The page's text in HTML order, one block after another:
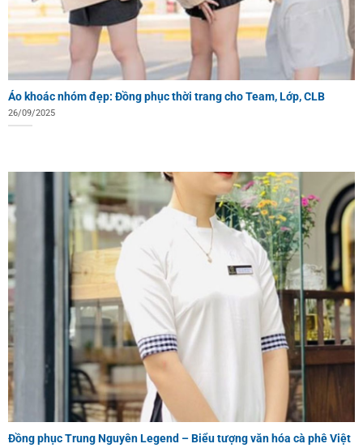
Áo khoác nhóm đẹp: Đồng phục thời trang cho Team, Lớp, CLB
26/09/2025
Đồng phục Trung Nguyên Legend – Biểu tượng văn hóa cà phê Việt